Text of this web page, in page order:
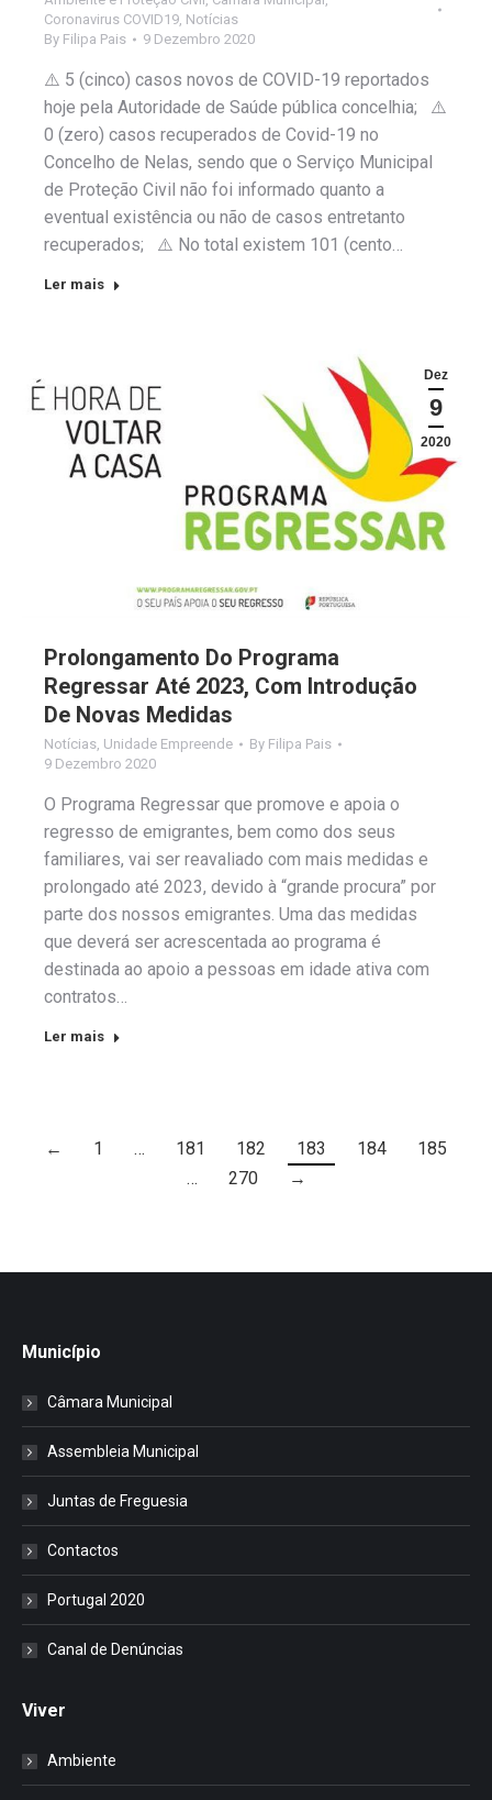
Coronavirus COVID19, Notícias
By Filipa Pais 9 Dezembro 2020
⚠️ 5 (cinco) casos novos de COVID-19 reportados
hoje pela Autoridade de Saúde pública concelhia; ⚠️
0 (zero) casos recuperados de Covid-19 no
Concelho de Nelas, sendo que o Serviço Municipal
de Proteção Civil não foi informado quanto a
eventual existência ou não de casos entretanto
recuperados; ⚠️ No total existem 101 (cento…
Ler mais
Dez
9
2020
Prolongamento Do Programa
Regressar Até 2023, Com Introdução
De Novas Medidas
Notícias, Unidade Empreende By Filipa Pais
9 Dezembro 2020
O Programa Regressar que promove e apoia o
regresso de emigrantes, bem como dos seus
familiares, vai ser reavaliado com mais medidas e
prolongado até 2023, devido à “grande procura” por
parte dos nossos emigrantes. Uma das medidas
que deverá ser acrescentada ao programa é
destinada ao apoio a pessoas em idade ativa com
contratos…
Ler mais
← 1 … 181 182 183 184
185
…
270 →
Município
Câmara Municipal
Assembleia Municipal
Juntas de Freguesia
Contactos
Portugal 2020
Canal de Denúncias
Viver
Ambiente